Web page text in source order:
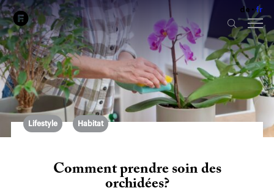
de fr
Lifestyle Habitat
Comment prendre soin des
orchidées?